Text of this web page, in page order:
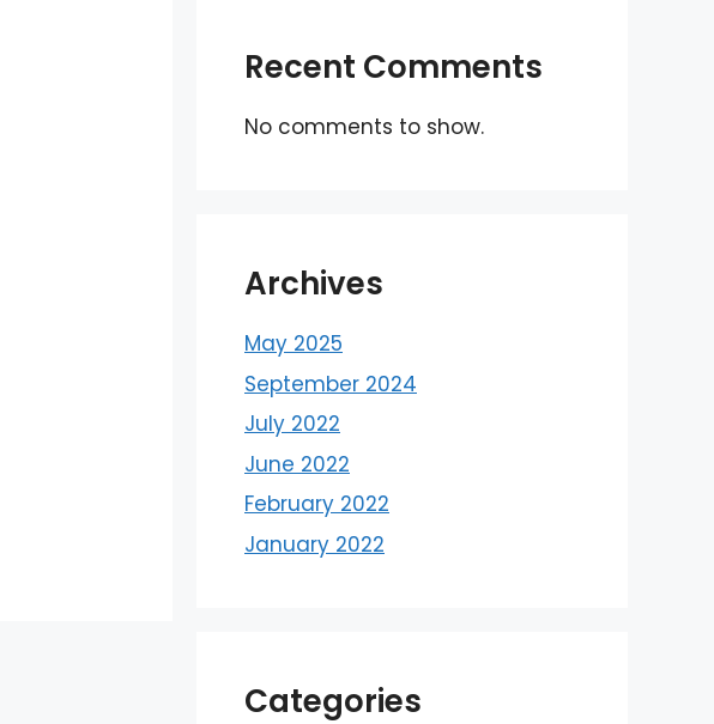
Recent Comments
No comments to show.
Archives
May 2025
September 2024
July 2022
June 2022
February 2022
January 2022
Categories